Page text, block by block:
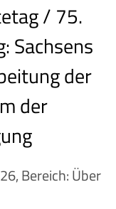
/ 75.
Sachsens
der
der
Bereich: Über